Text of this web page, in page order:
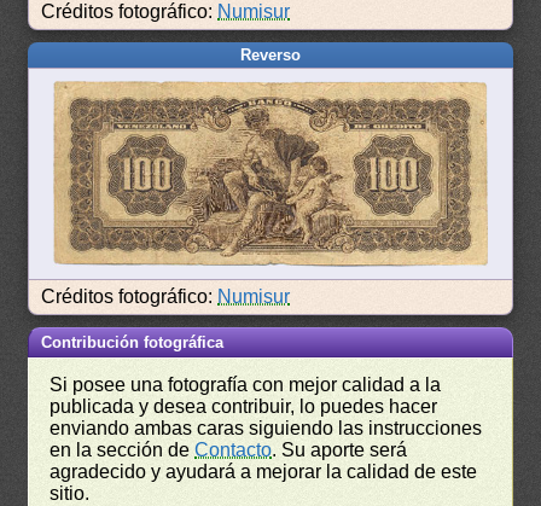
Créditos fotográfico: Numisur
Reverso
Créditos fotográfico: Numisur
Contribución fotográfica
Si posee una fotografía con mejor calidad a la
publicada y desea contribuir, lo puedes hacer
enviando ambas caras siguiendo las instrucciones
en la sección deContacto. Su aporte será
agradecido y ayudará a mejorar la calidad de este
sitio.